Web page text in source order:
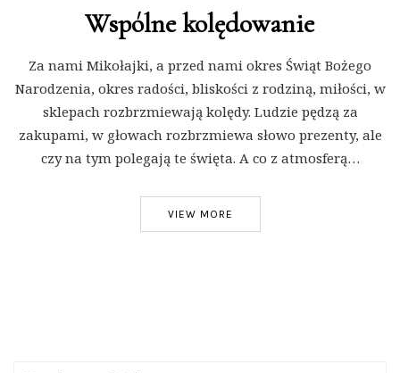
Wspólne kolędowanie
Za nami Mikołajki, a przed nami okres Świąt Bożego
Narodzenia, okres radości, bliskości z rodziną, miłości, w
sklepach rozbrzmiewają kolędy. Ludzie pędzą za
zakupami, w głowach rozbrzmiewa słowo prezenty, ale
czy na tym polegają te święta. A co z atmosferą…
VIEW MORE